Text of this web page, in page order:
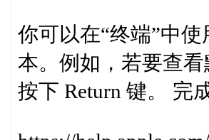
你可以在“终端”中
本。例如，若要查
按下 Return 键。 完